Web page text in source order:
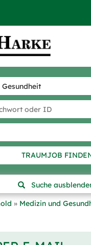
TRAUMJOB
Suche
Medizin und